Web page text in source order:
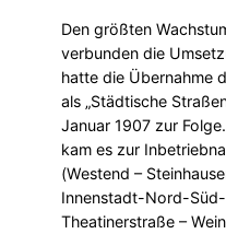
Den größten
verbunden die
hatte die Übernahme
als „Städtische
Januar 1907 zur
kam es zur
(Westend –
Innenstadt-Nord-
Theatinerstraße –